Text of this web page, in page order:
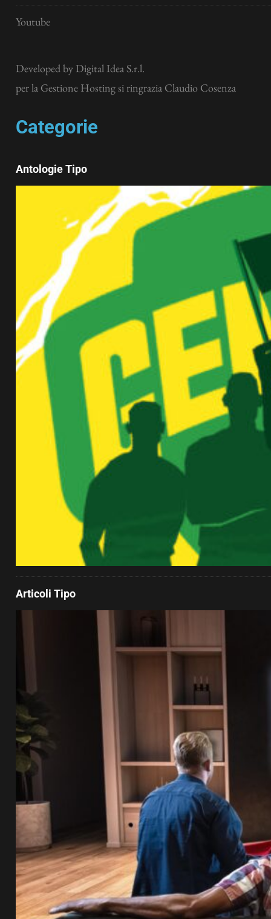
Youtube
Developed by Digital Idea S.r.l.
per la Gestione Hosting si ringrazia Claudio Cosenza
Categorie
Antologie Tipo
Articoli Tipo